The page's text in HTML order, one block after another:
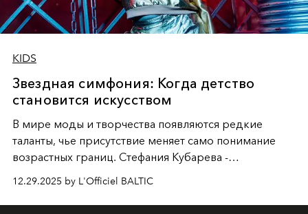
KIDS
Звездная симфония: Когда детство
становится искусством
В мире моды и творчества появляются редкие
таланты, чье присутствие меняет само понимание
возрастных границ. Стефания Кубарева -
харизмы, чье имя уже украшает обложки
престижных международных изданийFILLINI January
12.29.2025 by L'Officiel BALTIC